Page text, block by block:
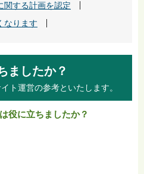
関する計画を認定
なります
ましたか？
ト運営の参考といたします。
役に立ちましたか？